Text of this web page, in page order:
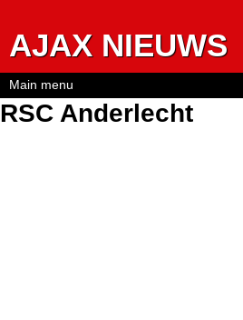
AJAX NIEUWS
RSC Anderlecht
Main menu